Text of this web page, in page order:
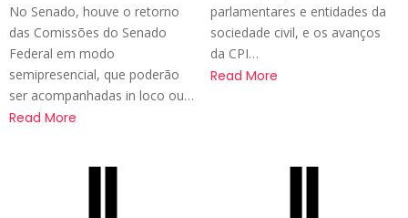
No Senado, houve o retorno
das Comissões do Senado
Federal em modo
semipresencial, que poderão
ser acompanhadas in loco ou…
Read More
parlamentares e entidades da
sociedade civil, e os avanços
da CPI…
Read More